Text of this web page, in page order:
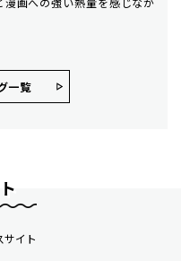
⼀覧
サイト